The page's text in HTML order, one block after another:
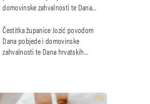
domovinske zahvalnosti te Dana
Čestitka županice Jozić povodom
Dana pobjede i domovinske
zahvalnosti te Dana hrvatskih